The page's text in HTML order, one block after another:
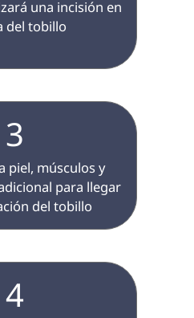
del tobillo
3
para llegar
del tobillo
4